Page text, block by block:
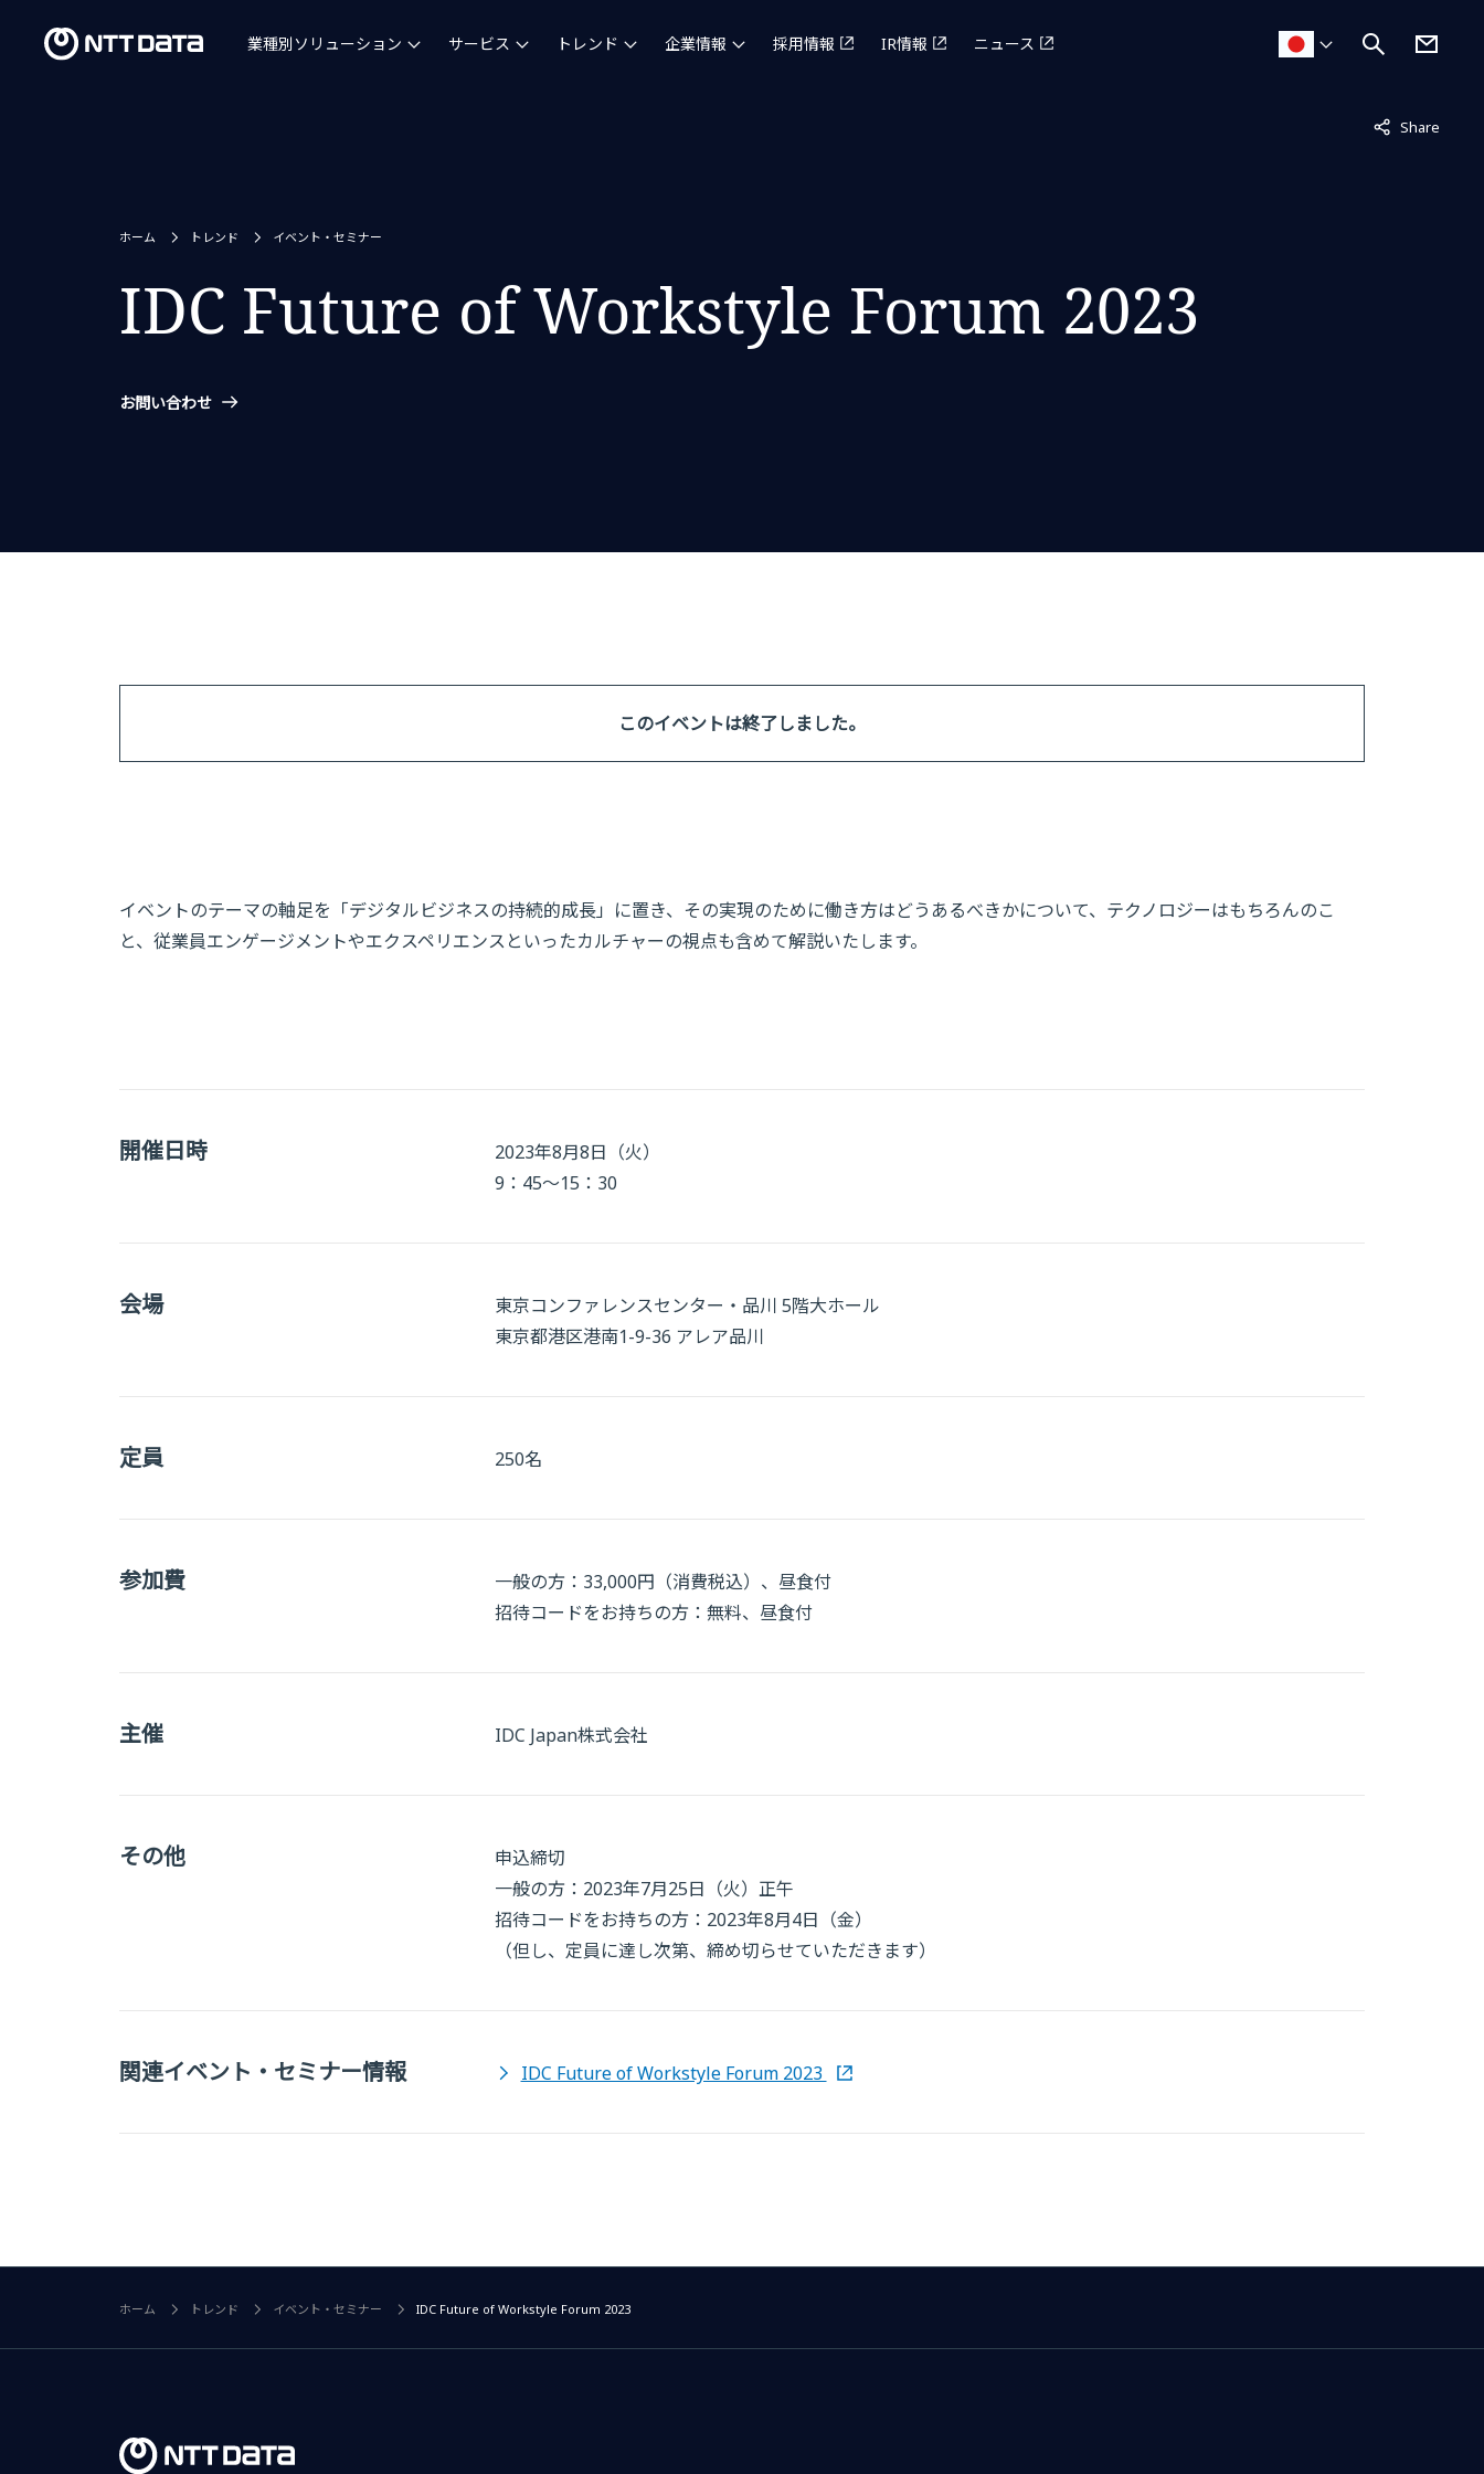
業種別ソリューション サービス トレンド 企業情報 採用情報 IR情報 ニュース
Share
非表示中
ホーム トレンド イベント・セミナー
IDC Future of Workstyle Forum 2023
お問い合わせ
このイベントは終了しました。
イベントのテーマの軸足を「デジタルビジネスの持続的成長」に置き、その実現のために働き方はどうあるべきかについて、テクノロジーはもちろんのこ
と、従業員エンゲージメントやエクスペリエンスといったカルチャーの視点も含めて解説いたします。
開催日時
2023年8月8日（火）
9：45～15：30
会場
東京コンファレンスセンター・品川 5階大ホール
東京都港区港南1-9-36 アレア品川
定員 250名
参加費
一般の方：33,000円（消費税込）、昼食付
招待コードをお持ちの方：無料、昼食付
主催 IDC Japan株式会社
その他
申込締切
一般の方：2023年7月25日（火）正午
招待コードをお持ちの方：2023年8月4日（金）
（但し、定員に達し次第、締め切らせていただきます）
関連イベント・セミナー情報 IDC Future of Workstyle Forum 2023
ホーム トレンド イベント・セミナー IDC Future of Workstyle Forum 2023